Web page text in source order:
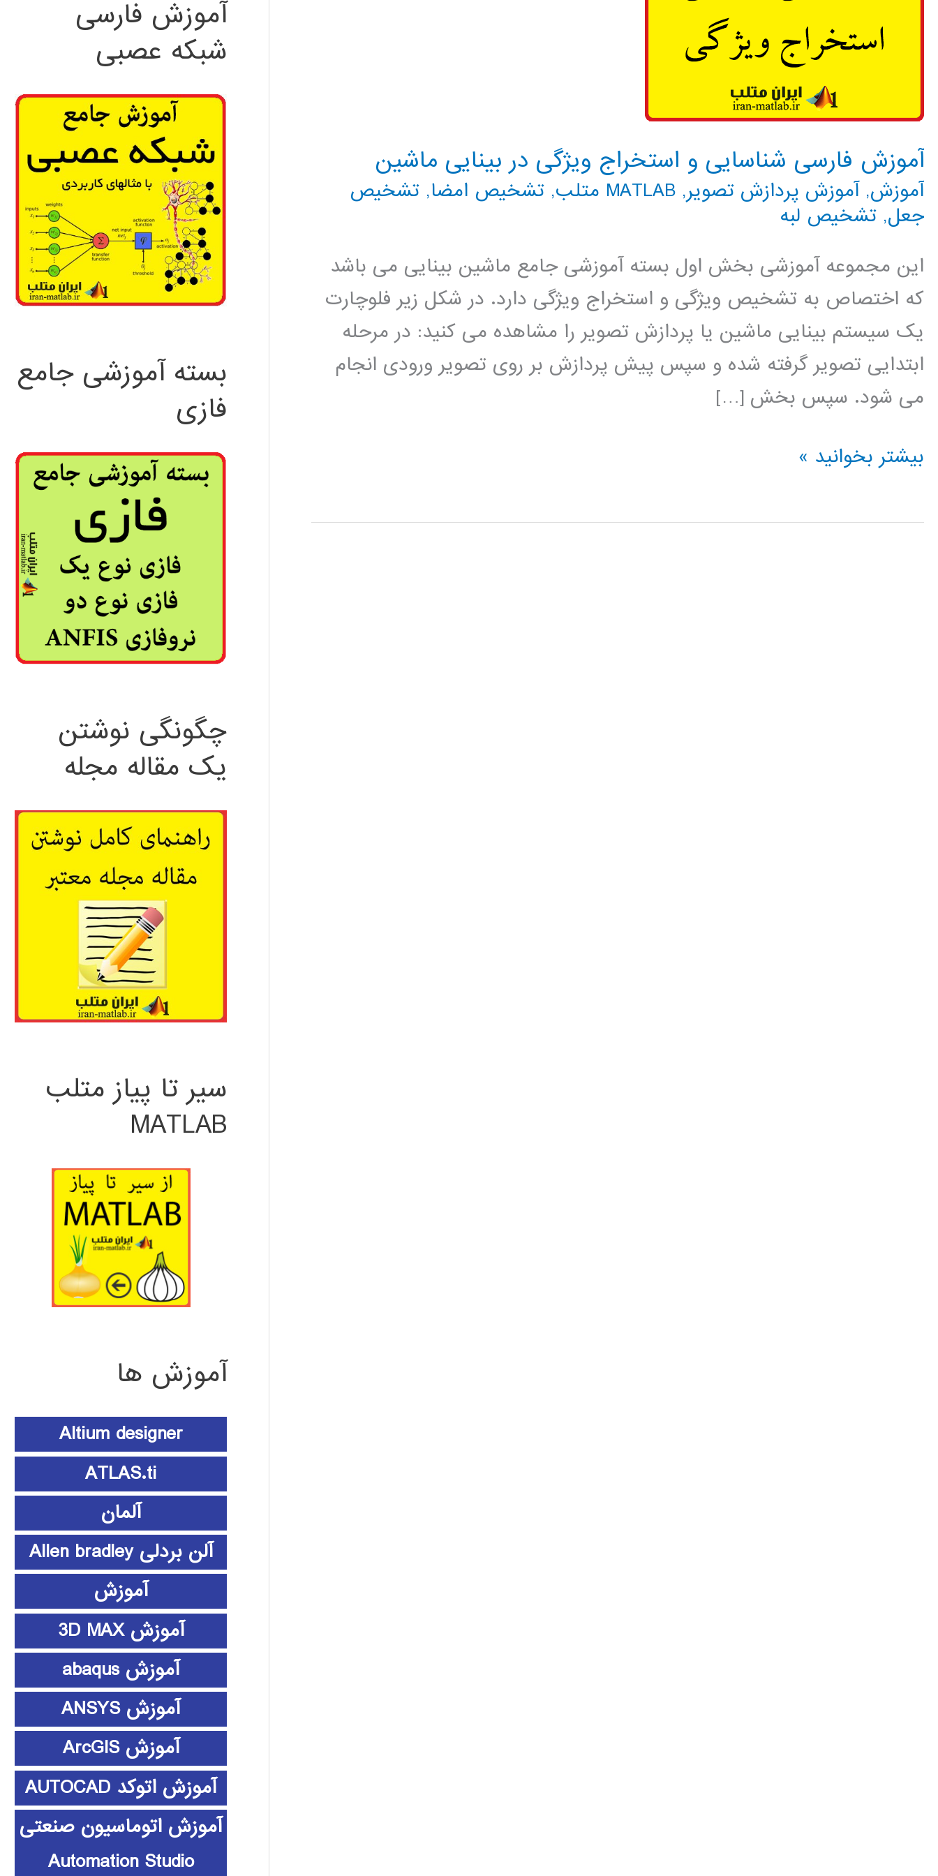
آموزش فارسی شناسایی و استخراج ویژگی در بینایی ماشین
آموزش,آموزش پردازش تصویر, MATLAB متلب , تشخیص امضا, تشخیص
جعل, تشخیص لبه
این مجموعه آموزشی بخش اول بسته آموزشی جامع ماشین بینایی می باشد
که اختصاص به تشخیص ویژگی و استخراج ویژگی دارد. در شکل زیر فلوچارت
یک سیستم بینایی ماشین یا پردازش تصویر را مشاهده می کنید: در مرحله
ابتدایی تصویر گرفته شده و سپس پیش پردازش بر روی تصویر ورودی انجام
می شود. سپس بخش […]
آموزش
شناسایی
بیشتر بخوانید »
آموزش فارسی
شبکه عصبی
بسته آموزشی جامع
فازی
چگونگی نوشتن
یک مقاله مجله
سیر تا پیاز متلب
MATLAB
آموزش ها
Altium designer
ATLAS.ti
آلمان
آلن بردلی Allen bradley
آموزش
آموزش 3D MAX
آموزش abaqus
آموزش ANSYS
آموزش ArcGIS
آموزش اتوکد AUTOCAD
آموزش اتوماسیون صنعتی
Automation Studio